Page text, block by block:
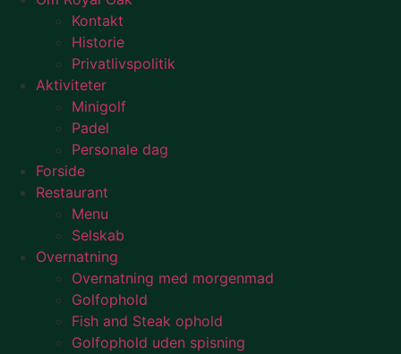
Kontakt
Historie
Privatlivspolitik
Aktiviteter
Minigolf
Padel
Personale dag
Forside
Restaurant
Menu
Selskab
Overnatning
Overnatning med morgenmad
Golfophold
Fish and Steak ophold
Golfophold uden spisning